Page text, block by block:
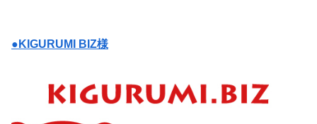
●KIGURUMI BIZ様